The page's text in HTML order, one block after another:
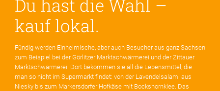
Du hast die Wahl –
kauf lokal.
Fündig werden Einheimische, aber auch Besucher aus ganz Sachsen
zum Beispiel bei der Görlitzer Marktschwärmerei und der Zittauer
Marktschwärmerei. Dort bekommen sie all die Lebensmittel, die
man so nicht im Supermarkt findet: von der Lavendelsalami aus
Niesky bis zum Markersdorfer Hofkäse mit Bockshornklee. Das